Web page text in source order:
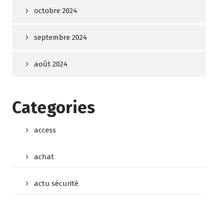
octobre 2024
septembre 2024
août 2024
Categories
access
achat
actu sécurité